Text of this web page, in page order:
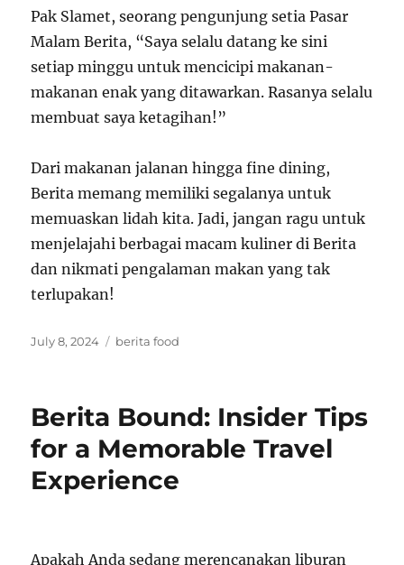
Pak Slamet, seorang pengunjung setia Pasar
Malam Berita, “Saya selalu datang ke sini
setiap minggu untuk mencicipi makanan-
makanan enak yang ditawarkan. Rasanya selalu
membuat saya ketagihan!”
Dari makanan jalanan hingga fine dining,
Berita memang memiliki segalanya untuk
memuaskan lidah kita. Jadi, jangan ragu untuk
menjelajahi berbagai macam kuliner di Berita
dan nikmati pengalaman makan yang tak
terlupakan!
Posted
July 8, 2024 Tags
berita food
Berita Bound: Insider Tips
for a Memorable Travel
Experience
Apakah Anda sedang merencanakan liburan